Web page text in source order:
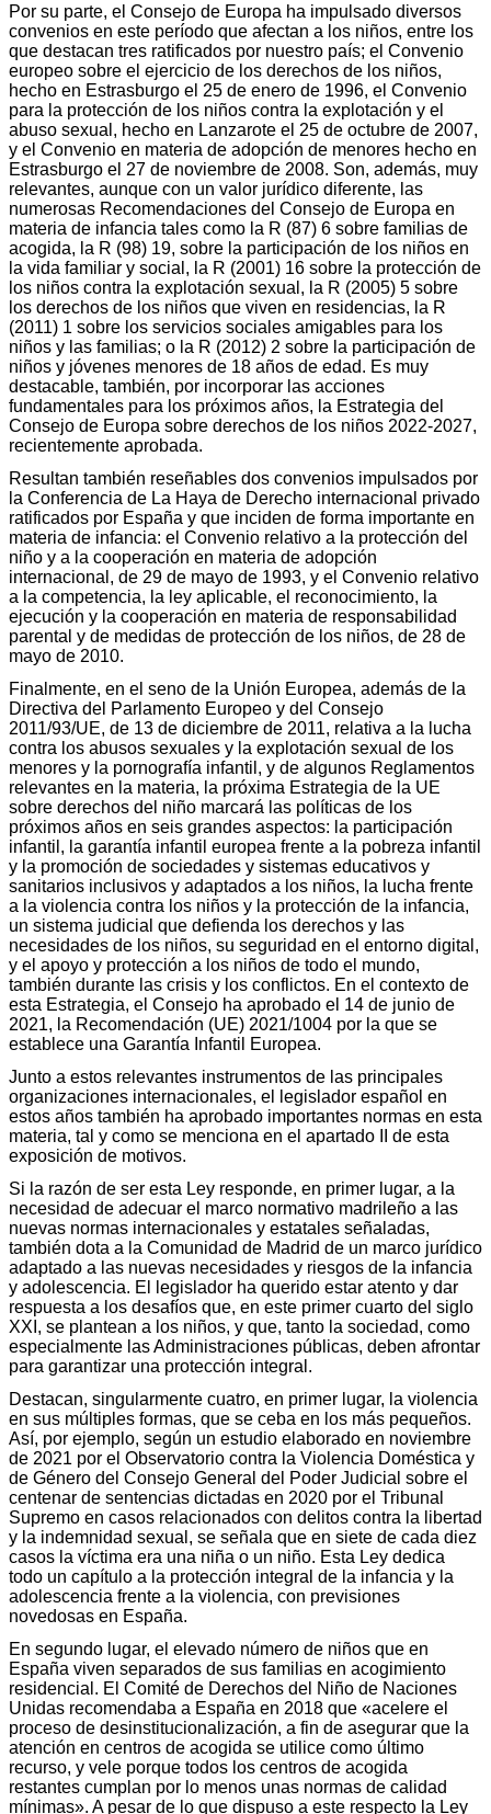
Por su parte, el Consejo de Europa ha impulsado diversos
convenios en este período que afectan a los niños, entre los
que destacan tres ratificados por nuestro país; el Convenio
europeo sobre el ejercicio de los derechos de los niños,
hecho en Estrasburgo el 25 de enero de 1996, el Convenio
para la protección de los niños contra la explotación y el
abuso sexual, hecho en Lanzarote el 25 de octubre de 2007,
y el Convenio en materia de adopción de menores hecho en
Estrasburgo el 27 de noviembre de 2008. Son, además, muy
relevantes, aunque con un valor jurídico diferente, las
numerosas Recomendaciones del Consejo de Europa en
materia de infancia tales como la R (87) 6 sobre familias de
acogida, la R (98) 19, sobre la participación de los niños en
la vida familiar y social, la R (2001) 16 sobre la protección de
los niños contra la explotación sexual, la R (2005) 5 sobre
los derechos de los niños que viven en residencias, la R
(2011) 1 sobre los servicios sociales amigables para los
niños y las familias; o la R (2012) 2 sobre la participación de
niños y jóvenes menores de 18 años de edad. Es muy
destacable, también, por incorporar las acciones
fundamentales para los próximos años, la Estrategia del
Consejo de Europa sobre derechos de los niños 2022-2027,
recientemente aprobada.
Resultan también reseñables dos convenios impulsados por
la Conferencia de La Haya de Derecho internacional privado
ratificados por España y que inciden de forma importante en
materia de infancia: el Convenio relativo a la protección del
niño y a la cooperación en materia de adopción
internacional, de 29 de mayo de 1993, y el Convenio relativo
a la competencia, la ley aplicable, el reconocimiento, la
ejecución y la cooperación en materia de responsabilidad
parental y de medidas de protección de los niños, de 28 de
mayo de 2010.
Finalmente, en el seno de la Unión Europea, además de la
Directiva del Parlamento Europeo y del Consejo
2011/93/UE, de 13 de diciembre de 2011, relativa a la lucha
contra los abusos sexuales y la explotación sexual de los
menores y la pornografía infantil, y de algunos Reglamentos
relevantes en la materia, la próxima Estrategia de la UE
sobre derechos del niño marcará las políticas de los
próximos años en seis grandes aspectos: la participación
infantil, la garantía infantil europea frente a la pobreza infantil
y la promoción de sociedades y sistemas educativos y
sanitarios inclusivos y adaptados a los niños, la lucha frente
a la violencia contra los niños y la protección de la infancia,
un sistema judicial que defienda los derechos y las
necesidades de los niños, su seguridad en el entorno digital,
y el apoyo y protección a los niños de todo el mundo,
también durante las crisis y los conflictos. En el contexto de
esta Estrategia, el Consejo ha aprobado el 14 de junio de
2021, la Recomendación (UE) 2021/1004 por la que se
establece una Garantía Infantil Europea.
Junto a estos relevantes instrumentos de las principales
organizaciones internacionales, el legislador español en
estos años también ha aprobado importantes normas en esta
materia, tal y como se menciona en el apartado II de esta
exposición de motivos.
Si la razón de ser esta Ley responde, en primer lugar, a la
necesidad de adecuar el marco normativo madrileño a las
nuevas normas internacionales y estatales señaladas,
también dota a la Comunidad de Madrid de un marco jurídico
adaptado a las nuevas necesidades y riesgos de la infancia
y adolescencia. El legislador ha querido estar atento y dar
respuesta a los desafíos que, en este primer cuarto del siglo
XXI, se plantean a los niños, y que, tanto la sociedad, como
especialmente las Administraciones públicas, deben afrontar
para garantizar una protección integral.
Destacan, singularmente cuatro, en primer lugar, la violencia
en sus múltiples formas, que se ceba en los más pequeños.
Así, por ejemplo, según un estudio elaborado en noviembre
de 2021 por el Observatorio contra la Violencia Doméstica y
de Género del Consejo General del Poder Judicial sobre el
centenar de sentencias dictadas en 2020 por el Tribunal
Supremo en casos relacionados con delitos contra la libertad
y la indemnidad sexual, se señala que en siete de cada diez
casos la víctima era una niña o un niño. Esta Ley dedica
todo un capítulo a la protección integral de la infancia y la
adolescencia frente a la violencia, con previsiones
novedosas en España.
En segundo lugar, el elevado número de niños que en
España viven separados de sus familias en acogimiento
residencial. El Comité de Derechos del Niño de Naciones
Unidas recomendaba a España en 2018 que «acelere el
proceso de desinstitucionalización, a fin de asegurar que la
atención en centros de acogida se utilice como último
recurso, y vele porque todos los centros de acogida
restantes cumplan por lo menos unas normas de calidad
mínimas». A pesar de lo que dispuso a este respecto la Ley